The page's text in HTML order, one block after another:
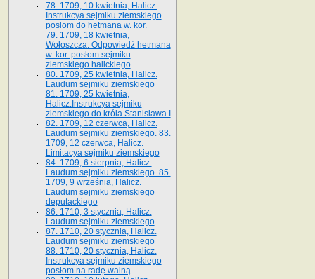
78. 1709, 10 kwietnia, Halicz.
Instrukcya sejmiku ziemskiego
posłom do hetmana w. kor.
79. 1709, 18 kwietnia,
Wołoszcza. Odpowiedź hetmana
w. kor. posłom sejmiku
ziemskiego halickiego
80. 1709, 25 kwietnia, Halicz.
Laudum sejmiku ziemskiego
81. 1709, 25 kwietnia,
Halicz.Instrukcya sejmiku
ziemskiego do króla Stanisława I
82. 1709, 12 czerwca, Halicz.
Laudum sejmiku ziemskiego. 83.
1709, 12 czerwca, Halicz.
Limitacya sejmiku ziemskiego
84. 1709, 6 sierpnia, Halicz.
Laudum sejmiku ziemskiego. 85.
1709, 9 września, Halicz.
Laudum sejmiku ziemskiego
deputackiego
86. 1710, 3 stycznia, Halicz.
Laudum sejmiku ziemskiego
87. 1710, 20 stycznia, Halicz.
Laudum sejmiku ziemskiego
88. 1710, 20 stycznia, Halicz.
Instrukcya sejmiku ziemskiego
posłom na radę walną